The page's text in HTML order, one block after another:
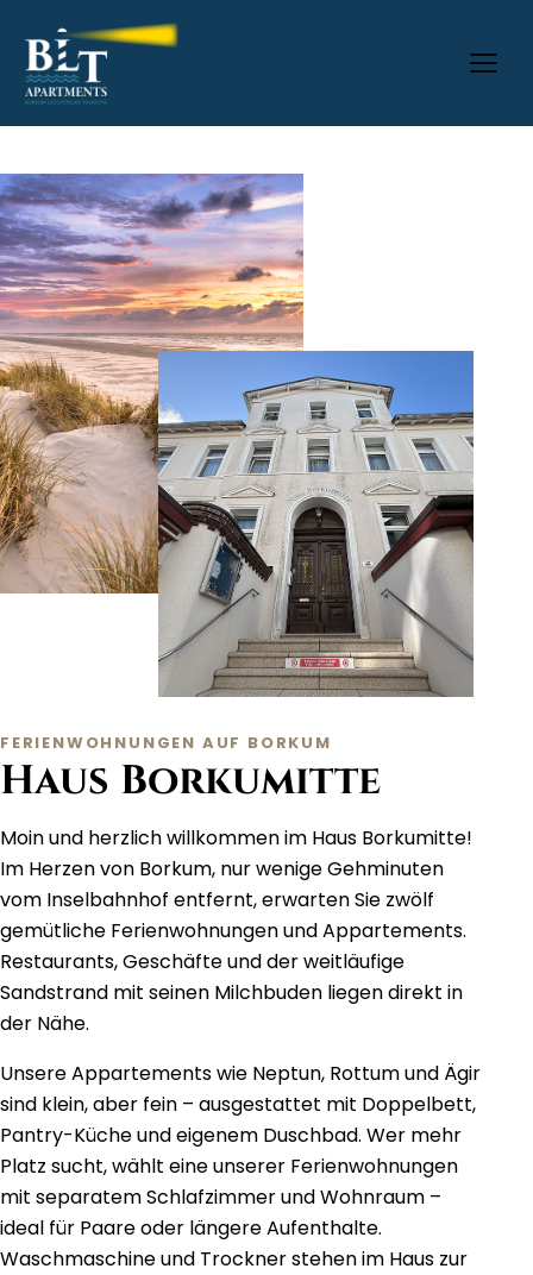
FERIENWOHNUNGEN AUF BORKUM
Haus Borkumitte
Moin und herzlich willkommen im Haus Borkumitte!
Im Herzen von Borkum, nur wenige Gehminuten
vom Inselbahnhof entfernt, erwarten Sie zwölf
gemütliche Ferienwohnungen und Appartements.
Restaurants, Geschäfte und der weitläufige
Sandstrand mit seinen Milchbuden liegen direkt in
der Nähe.
Unsere Appartements wie Neptun, Rottum und Ägir
sind klein, aber fein – ausgestattet mit Doppelbett,
Pantry-Küche und eigenem Duschbad. Wer mehr
Platz sucht, wählt eine unserer Ferienwohnungen
mit separatem Schlafzimmer und Wohnraum –
ideal für Paare oder längere Aufenthalte.
Waschmaschine und Trockner stehen im Haus zur